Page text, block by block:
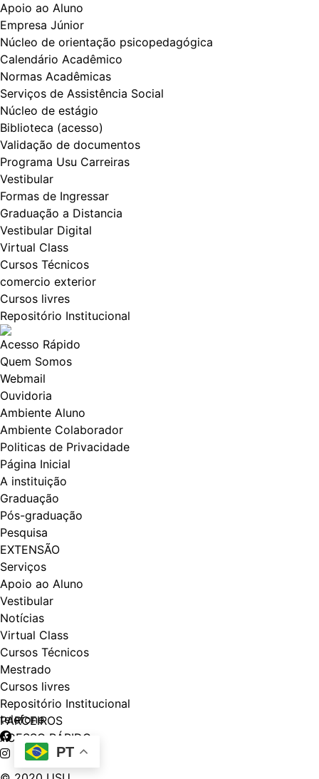
PT
Apoio ao Aluno
Empresa Júnior
Núcleo de orientação psicopedagógica
Calendário Acadêmico
Normas Acadêmicas
Serviços de Assistência Social
Núcleo de estágio
Biblioteca (acesso)
Validação de documentos
Programa Usu Carreiras
Vestibular
Formas de Ingressar
Graduação a Distancia
Vestibular Digital
Virtual Class
Cursos Técnicos
comercio exterior
Cursos livres
Repositório Institucional
Acesso Rápido
Quem Somos
Webmail
Ouvidoria
Ambiente Aluno
Ambiente Colaborador
Politicas de Privacidade
Página Inicial
A instituição
Graduação
Pós-graduação
Pesquisa
EXTENSÃO
Serviços
Apoio ao Aluno
Vestibular
Notícias
Virtual Class
Cursos Técnicos
Mestrado
Cursos livres
Repositório Institucional
PARCEIROS
ACESSO RÁPIDO
telefone